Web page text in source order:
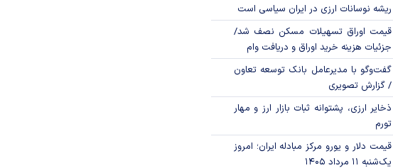
ریشه نوسانات ارزی در ایران سیاسی است
قیمت اوراق تسهیلات مسکن نصف شد/
جزئیات هزینه خرید اوراق و دریافت وام
گفت‌وگو با مدیرعامل بانک توسعه تعاون
/ گزارش تصویری
ذخایر ارزی، پشتوانه ثبات بازار ارز و مهار
تورم
قیمت دلار و یورو مرکز مبادله ایران؛ امروز
یک‌شنبه ۱۱ مرداد ۱۴۰۵